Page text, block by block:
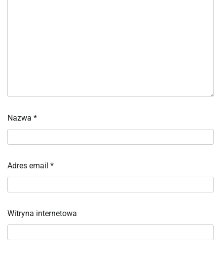
Nazwa *
Adres email *
Witryna internetowa